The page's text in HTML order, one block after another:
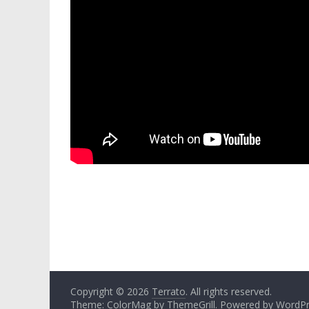
Copyright © 2026 Terrato. All rights reserved.
Theme: ColorMag by ThemeGrill. Powered by